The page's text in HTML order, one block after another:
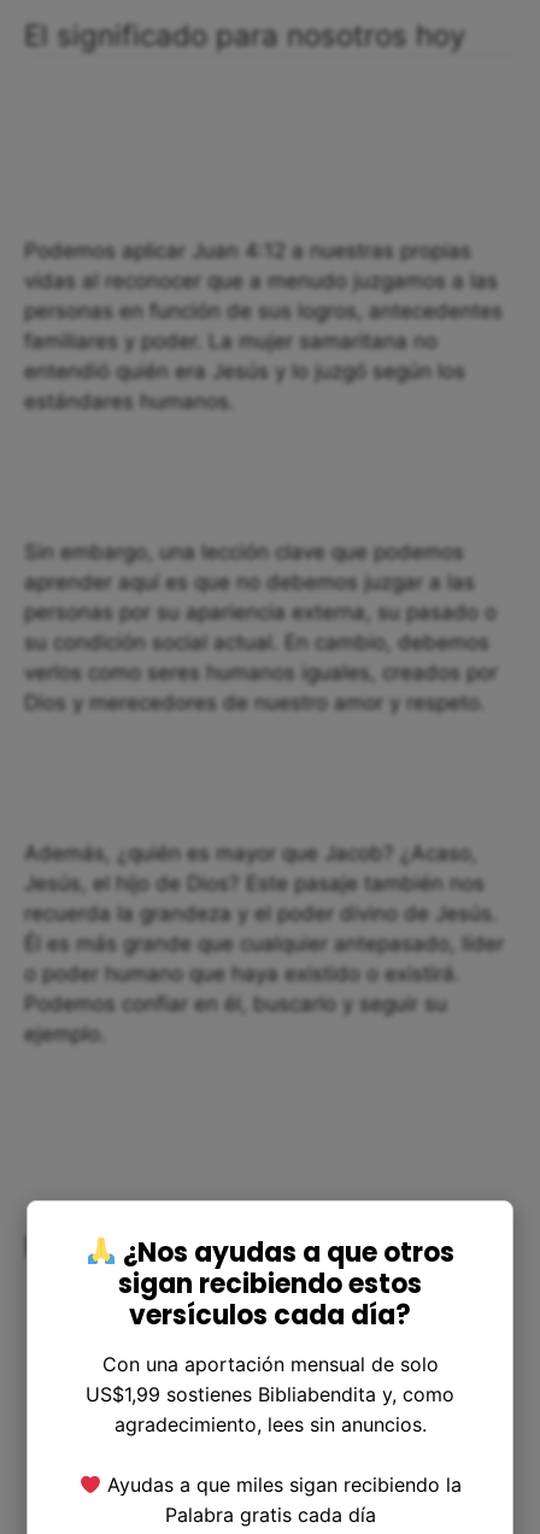
El significado para nosotros hoy
Podemos aplicar Juan 4:12 a nuestras propias
vidas al reconocer que a menudo juzgamos a las
personas en función de sus logros, antecedentes
familiares y poder. La mujer samaritana no
entendió quién era Jesús y lo juzgó según los
estándares humanos.
Sin embargo, una lección clave que podemos
aprender aquí es que no debemos juzgar a las
personas por su apariencia externa, su pasado o
su condición social actual. En cambio, debemos
verlos como seres humanos iguales, creados por
Dios y merecedores de nuestro amor y respeto.
Además, ¿quién es mayor que Jacob? ¿Acaso,
Jesús, el hijo de Dios? Este pasaje también nos
recuerda la grandeza y el poder divino de Jesús.
Él es más grande que cualquier antepasado, líder
o poder humano que haya existido o existirá.
Podemos confiar en él, buscarlo y seguir su
ejemplo.
Resolviendo preguntas comunes
Jacob en este contexto? La mujer
samaritana estaba tratando de entender
quién era Jesús, y mencionó a Jacob como
su cultura. Ella estaba tratando de medir si
Jesús era digno de su respeto y atención.
¿Nos ayudas a que otros
sigan recibiendo estos
versículos cada día?
Con una aportación mensual de solo
US$1,99 sostienes Bibliabendita y, como
agradecimiento, lees sin anuncios.
Ayudas a que miles sigan recibiendo la
Palabra gratis cada día